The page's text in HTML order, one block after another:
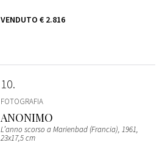
VENDUTO € 2.816
10
FOTOGRAFIA
ANONIMO
L’anno scorso a Marienbad (Francia), 1961,
23x17,5 cm